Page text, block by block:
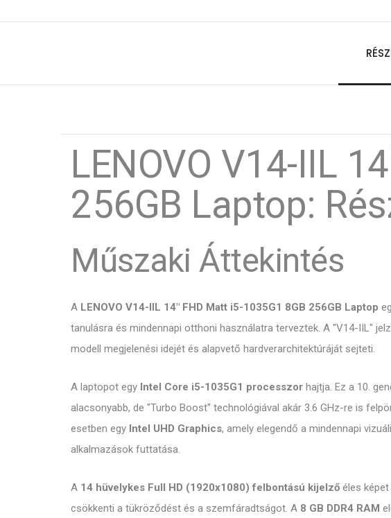
LENOVO V14-IIL
256GB Laptop:
Műszaki Áttekintés
A LENOVO V14-IIL 14" FHD Matt i5-1035G1 8GB 256GB Laptop
tanulásra és mindennapi otthoni használatra terveztek. A "V14-IIL"
modell megjelenési idejét és alapvető hardverarchitektúráját sejteti.
A laptopot egy Intel Core i5-1035G1 processzor hajtja. Ez a 10.
alacsonyabb, de "Turbo Boost" technológiával akár 3.6 GHz-re is
esetben egy Intel UHD Graphics, amely elegendő a mindennapi
alkalmazások futtatása.
A 14 hüvelykes Full HD (1920x1080) felbontású kijelző éles
csökkenti a tükröződést és a szemfáradtságot. A 8 GB DDR4 RAM